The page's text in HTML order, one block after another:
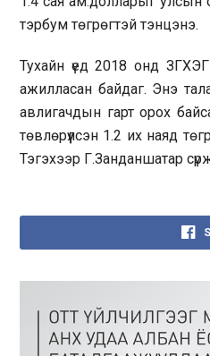
тэрбум төгрөгтэй тэнцэнэ.
Тухайн үед 2018 онд
ажилласан байдаг. Энэ
авлигачдын гарт орох
төвлөрүүлсэн 1.2 их наяд
Тэгэхээр Г.Занданшатар